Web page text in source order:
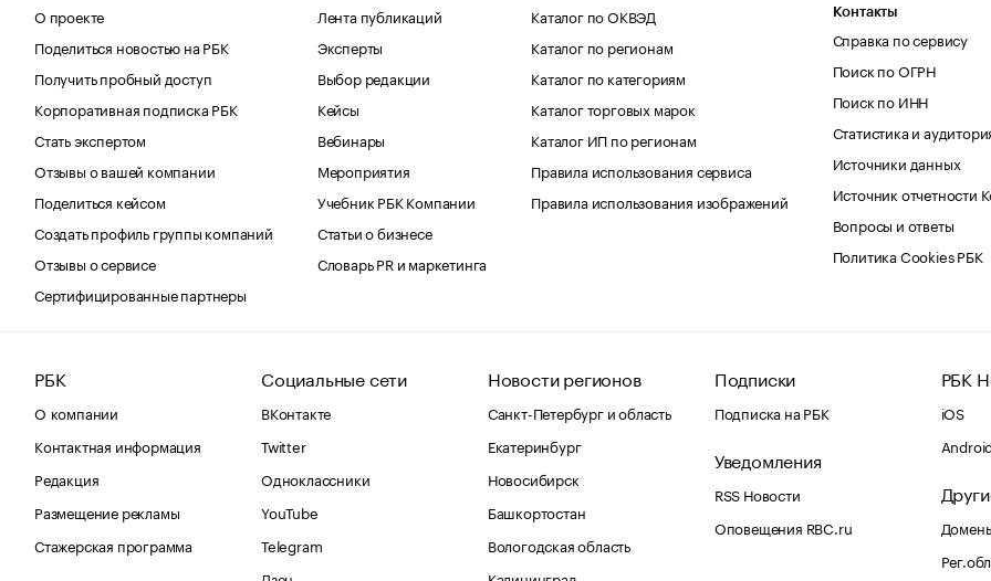
О проекте
Поделиться новостью на РБК
Получить пробный доступ
Корпоративная подписка РБК
Стать экспертом
Отзывы о вашей компании
Поделиться кейсом
Создать профиль группы компаний
Отзывы о сервисе
Сертифицированные партнеры
Лента публикаций
Эксперты
Выбор редакции
Кейсы
Вебинары
Мероприятия
Учебник РБК Компании
Статьи о бизнесе
Словарь PR и маркетинга
Каталог по ОКВЭД
Каталог по регионам
Каталог по категориям
Каталог торговых марок
Каталог ИП по регионам
Правила использования сервиса
Правила использования изображений
Контакты
Справка по сервису
Поиск по ОГРН
Поиск по ИНН
Статистика и
Источники данных
Источник отчетности
Вопросы и ответы
Политика Cookies РБК
РБК
О компании
Контактная информация
Редакция
Размещение рекламы
Стажерская программа
Социальные сети
ВКонтакте
Twitter
Одноклассники
YouTube
Telegram
Новости регионов
Санкт-Петербург и область
Екатеринбург
Новосибирск
Башкортостан
Вологодская область
Подписки
Подписка на РБК
Уведомления
RSS Новости
Оповещения RBC.ru
РБК
iOS